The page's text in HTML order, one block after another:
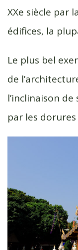
XXe siècle par
édifices, la
Le plus bel
de
l’inclinaison
par les